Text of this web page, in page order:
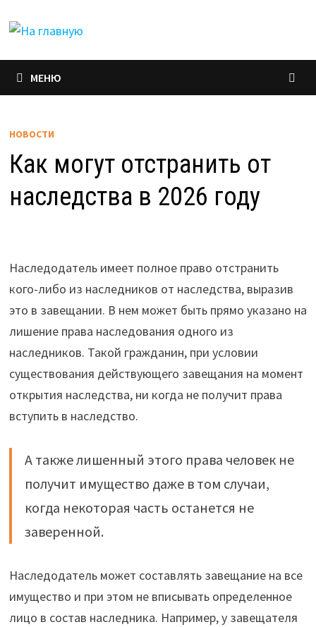
МЕНЮ
НОВОСТИ
Как могут отстранить от
наследства в 2026 году
Наследодатель имеет полное право отстранить
кого-либо из наследников от наследства, выразив
это в завещании. В нем может быть прямо указано на
лишение права наследования одного из
наследников. Такой гражданин, при условии
существования действующего завещания на момент
открытия наследства, ни когда не получит права
вступить в наследство.
А также лишенный этого права человек не
получит имущество даже в том случаи,
когда некоторая часть останется не
заверенной.
Наследодатель может составлять завещание на все
имущество и при этом не вписывать определенное
лицо в состав наследника. Например, у завещателя